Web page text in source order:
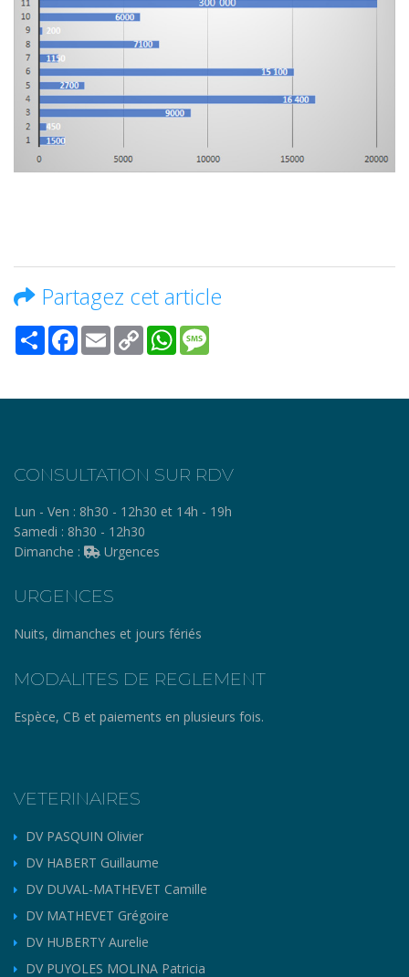
Partagez cet article
Share Facebook
Email Copy
Link
WhatsApp
CONSULTATION SUR RDV
Lun - Ven : 8h30 - 12h30 et 14h - 19h
Samedi : 8h30 - 12h30
Dimanche :
Urgences
URGENCES
Nuits, dimanches et jours fériés
MODALITES DE REGLEMENT
Espèce, CB et paiements en plusieurs fois.
VETERINAIRES
DV PASQUIN Olivier
DV HABERT Guillaume
DV DUVAL-MATHEVET Camille
DV MATHEVET Grégoire
DV HUBERTY Aurelie
DV PUYOLES MOLINA Patricia